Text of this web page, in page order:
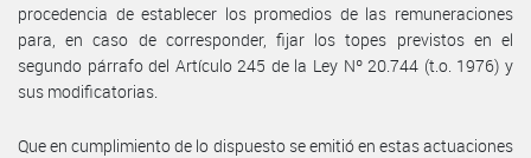
procedencia de establecer los promedios de las remuneraciones
para, en caso de corresponder, fijar los topes previstos en el
segundo párrafo del Artículo 245 de la Ley Nº 20.744 (t.o. 1976) y
sus modificatorias.
Que en cumplimiento de lo dispuesto se emitió en estas actuaciones